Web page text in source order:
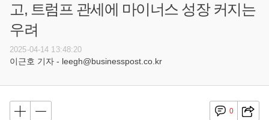
고, 트럼프 관세에 마이너스 성장 커지는
우려
2025-04-14 13:48:20
이근호 기자 - leegh@businesspost.co.kr
0